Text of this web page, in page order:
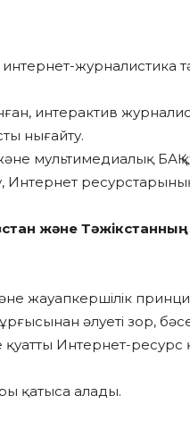
журналистика
интерактив
нығайту.
мультимедиалық БАҚ
Интернет
және Тәжікстанның:
жауапкершілік
әлуеті зор,
Интернет-ресурс
қатыса алады.